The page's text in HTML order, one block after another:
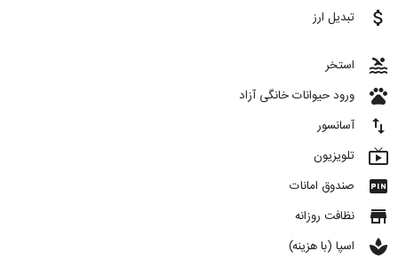
attach_money تبدیل ارز
pool استخر
pets ورود حیوانات خانگی آزاد
import_export آسانسور
live_tv تلویزیون
fiber_pin صندوق امانات
store نظافت روزانه
spa اسپا (با هزینه)